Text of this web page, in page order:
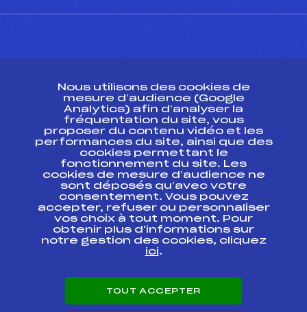
Ressources
Pass’Neige
Projet sportif fédéral
Projet de performance fédéral
Antidopage
Pôle Développement, Formation, Suivi
Scientifique
Listes ministérielles
Pôle vie de l’athlète
Enseignement professionnel
Carrières
Nous utilisons des cookies de
mesure d’audience (Google
Analytics) afin d’analyser la
fréquentation du site, vous
proposer du contenu vidéo et les
performances du site, ainsi que des
cookies permettant le
fonctionnement du site. Les
cookies de mesure d’audience ne
sont déposés qu’avec votre
consentement. Vous pouvez
accepter, refuser ou personnaliser
vos choix à tout moment. Pour
obtenir plus d'informations sur
notre gestion des cookies, cliquez
ici.
TOUT ACCEPTER